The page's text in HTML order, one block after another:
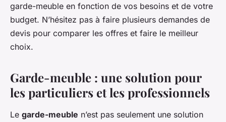
garde-meuble en fonction de vos besoins et de votre
budget. N’hésitez pas à faire plusieurs demandes de
devis pour comparer les offres et faire le meilleur
choix.
Garde-meuble : une solution pour
les particuliers et les professionnels
Le garde-meuble n’est pas seulement une solution